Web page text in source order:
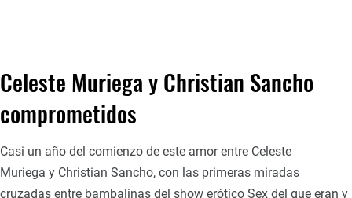
Celeste Muriega y Christian Sancho
comprometidos
Casi un año del comienzo de este amor entre Celeste
Muriega y Christian Sancho, con las primeras miradas
cruzadas entre bambalinas del show erótico Sex del que eran y